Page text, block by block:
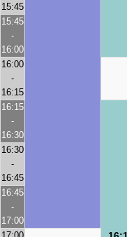
15:45
15:45
-
16:00
16:00
-
16:15
16:15
-
16:30
16:30
-
16:45
16:45
-
17:00